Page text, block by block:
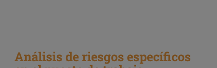
Análisis de riesgos específicos